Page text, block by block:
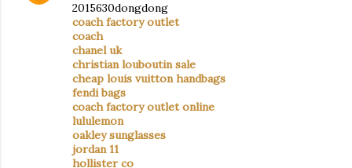
2015630dongdong
coach factory outlet
coach
chanel uk
christian louboutin sale
cheap louis vuitton handbags
fendi bags
coach factory outlet online
lululemon
oakley sunglasses
jordan 11
hollister co